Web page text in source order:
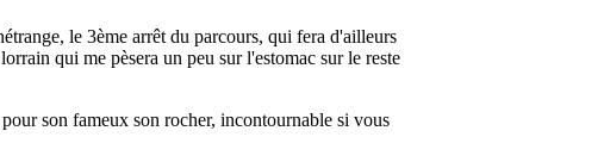
le 3ème arrêt du parcours, qui fera d'ailleurs
qui me pèsera un peu sur l'estomac sur le reste
son fameux son rocher, incontournable si vous